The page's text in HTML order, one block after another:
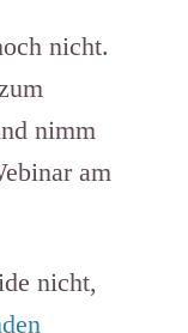
nicht.
nimm
am
nicht,